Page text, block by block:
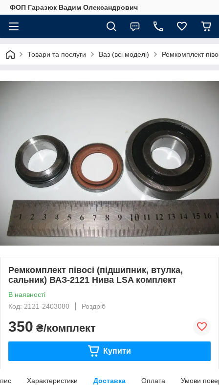
ФОП Гаразюк Вадим Олександрович
Товари та послуги Ваз (всі моделі) Ремкомплект
Ремкомплект півосі (підшипник, втулка,
сальник) ВАЗ-2121 Нива LSA комплект
В наявності
Код: 2121-2403080
Роздріб
350 ₴/комплект
Купити
Характеристики Доставка Оплата Умови